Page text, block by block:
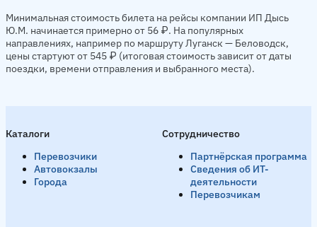
Минимальная стоимость билета на рейсы компании ИП Дысь
Ю.М. начинается примерно от 56 ₽. На популярных
направлениях, например по маршруту Луганск — Беловодск,
цены стартуют от 545 ₽ (итоговая стоимость зависит от даты
поездки, времени отправления и выбранного места).
Каталоги
Перевозчики
Автовокзалы
Города
Сотрудничество
Партнёрская программа
Сведения об ИТ-
деятельности
Перевозчикам